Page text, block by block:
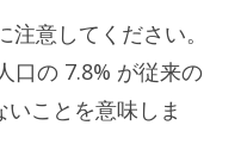
意してください。
口の 7.8% が従来の
ことを意味しま